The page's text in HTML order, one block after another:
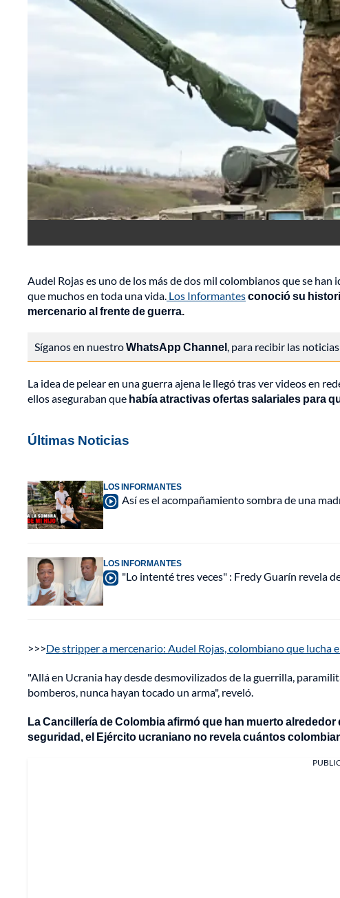
Audel Rojas es uno de los más de dos mil colombianos que se
que muchos en toda una vida. Los Informantesconoció su
mercenario al frente de guerra.
Síganos en nuestroWhatsApp Channel , para recibir las
La idea de pelear en una guerra ajena le llegó tras ver videos en
ellos aseguraban que había atractivas ofertas salariales para
Últimas Noticias
LOS INFORMANTES
Así es el acompañamiento sombra de una
LOS INFORMANTES
"Lo intenté tres veces" : Fredy Guarín revela
>>>De stripper a mercenario: Audel Rojas, colombiano que lucha
"Allá en Ucrania hay desde desmovilizados de la guerrilla,
bomberos, nunca hayan tocado un arma", reveló.
La Cancillería de Colombia afirmó que han muerto
seguridad, el Ejército ucraniano no revela cuántos